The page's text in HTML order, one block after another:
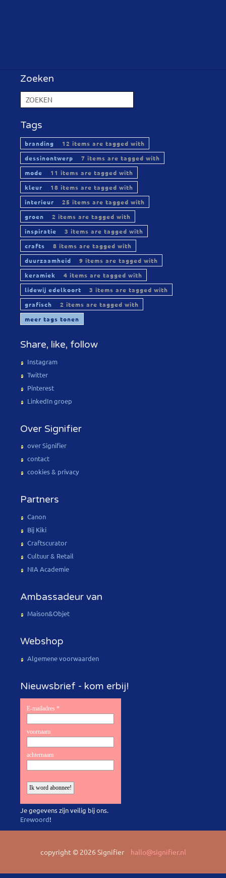
Zoeken
Tags
branding
12 items are tagged with
dessinontwerp
7 items are tagged with
mode
11 items are tagged with
kleur
18 items are tagged with
interieur
25 items are tagged with
groen
2 items are tagged with
inspiratie
3 items are tagged with
crafts
8 items are tagged with
duurzaamheid
9 items are tagged with
keramiek
4 items are tagged with
lidewij edelkoort
3 items are tagged with
grafisch
2 items are tagged with
meer tags tonen
Share, like, follow
Instagram
Twitter
Pinterest
LinkedIn groep
Over Signifier
over Signifier
contact
cookies & privacy
Partners
Canon
Bij Kiki
Craftscurator
Cultuur & Retail
NIA Academie
Ambassadeur van
Maison&Objet
Webshop
Algemene voorwaarden
Nieuwsbrief - kom erbij!
Je gegevens zijn veilig bij ons.
Erewoord!
copyright © 2026 Signifier hallo@signifier.nl